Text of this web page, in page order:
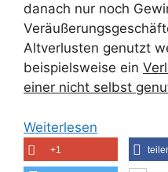
danach nur noch
Altverlusten genutzt
beispielsweise ein
einer nicht selbst
Weiterlesen
+1